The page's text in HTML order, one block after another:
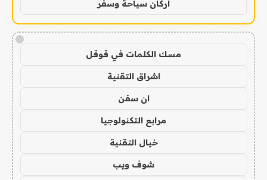
اركان سياحة وسفر
!
مسك الكلمات في قوقل
اشراق التقنية
ان سفن
مرابع التكنولوجيا
خيال التقنية
شوف ويب